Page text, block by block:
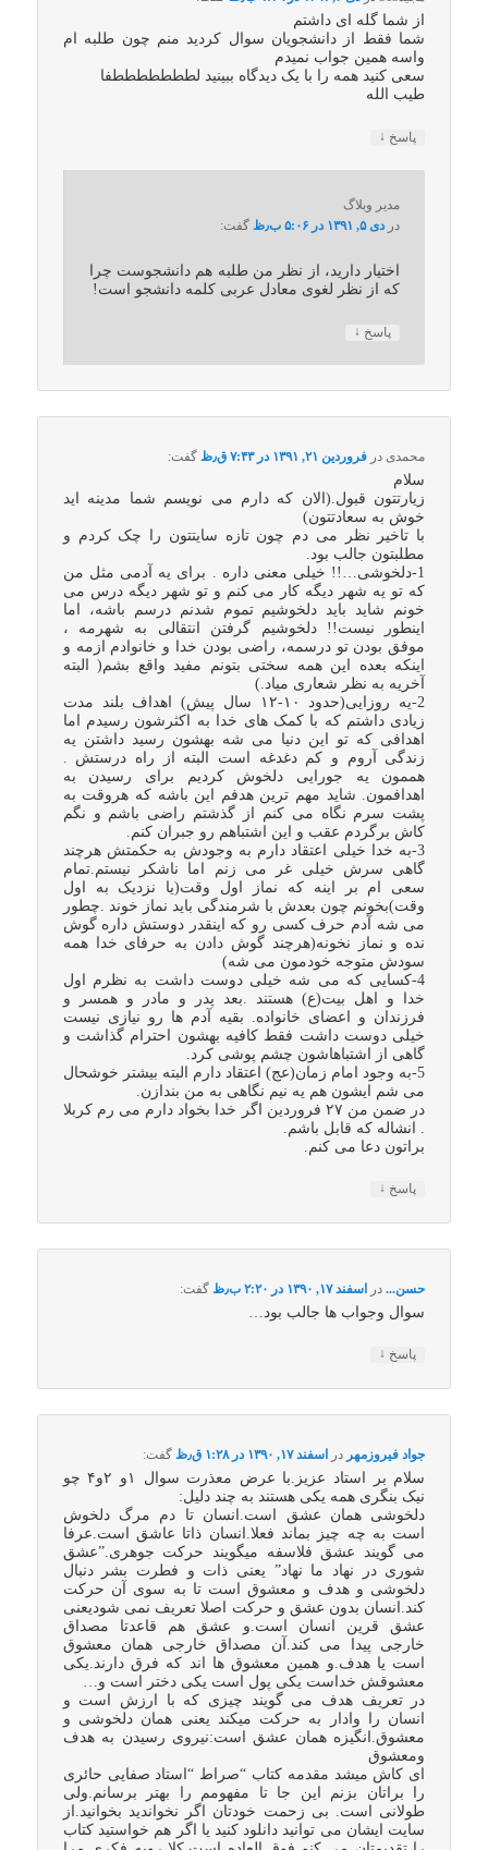
از شما گله ای داشتم
شما فقط از دانشجویان سوال کردید منم چون طلبه ام
واسه همین جواب نمیدم
سعی کنید همه را با یک دیدگاه ببینید لطططططططفا
طیب الله
پاسخ ↓
مدیر وبلاگ
در دی ۵, ۱۳۹۱ در ۵:۰۶ ب٫ظ گفت:
اختیار دارید، از نظر من طلبه هم دانشجوست چرا
که از نظر لغوی معادل عربی کلمه دانشجو است!
پاسخ ↓
محمدی در فروردین ۲۱, ۱۳۹۱ در ۷:۴۳ ق٫ظ گفت:
سلام
زیارتتون قبول.(الان که دارم می نویسم شما مدینه اید
خوش به سعادتتون)
با تاخیر نظر می دم چون تازه سایتتون را چک کردم و
مطلبتون جالب بود.
1-دلخوشی…!! خیلی معنی داره . برای یه آدمی مثل من
که تو یه شهر دیگه کار می کنم و تو شهر دیگه درس می
خونم شاید باید دلخوشیم تموم شدنم درسم باشه، اما
اینطور نیست!! دلخوشیم گرفتن انتقالی به شهرمه ،
موفق بودن تو درسمه، راضی بودن خدا و خانوادم ازمه و
اینکه بعده این همه سختی بتونم مفید واقع بشم( البته
آخریه به نظر شعاری میاد.)
2-یه روزایی(حدود ۱۰-۱۲ سال پیش) اهداف بلند مدت
زیادی داشتم که با کمک های خدا به اکثرشون رسیدم اما
اهدافی که تو این دنیا می شه بهشون رسید داشتن یه
زندگی آروم و کم دغدغه است البته از راه درستش .
هممون یه جورایی دلخوش کردیم برای رسیدن به
اهدافمون. شاید مهم ترین هدفم این باشه که هروقت به
پشت سرم نگاه می کنم از گذشتم راضی باشم و نگم
کاش برگردم عقب و این اشتباهم رو جبران کنم.
3-به خدا خیلی اعتقاد دارم به وجودش به حکمتش هرچند
گاهی سرش خیلی غر می زنم اما ناشکر نیستم.تمام
سعی ام بر اینه که نماز اول وقت(یا نزدیک به اول
وقت)بخونم چون بعدش با شرمندگی باید نماز خوند .چطور
می شه آدم حرف کسی رو که اینقدر دوستش داره گوش
نده و نماز نخونه(هرچند گوش دادن به حرفای خدا همه
سودش متوجه خودمون می شه)
4-کسایی که می شه خیلی دوست داشت به نظرم اول
خدا و اهل بیت(ع) هستند .بعد پدر و مادر و همسر و
فرزندان و اعضای خانواده. بقیه آدم ها رو نیازی نیست
خیلی دوست داشت فقط کافیه بهشون احترام گذاشت و
گاهی از اشتباهاشون چشم پوشی کرد.
5-به وجود امام زمان(عج) اعتقاد دارم البته بیشتر خوشحال
می شم ایشون هم یه نیم نگاهی به من بندازن.
در ضمن من ۲۷ فروردین اگر خدا بخواد دارم می رم کربلا
. انشاله که قابل باشم.
براتون دعا می کنم.
پاسخ ↓
حسن...در اسفند ۱۷, ۱۳۹۰ در ۲:۲۰ ب٫ظ گفت:
سوال وجواب ها جالب بود…
پاسخ ↓
جواد فیروزمهر در اسفند ۱۷, ۱۳۹۰ در ۱:۲۸ ق٫ظ گفت:
سلام بر استاد عزیز.با عرض معذرت سوال ۱و ۲و۴ چو
نیک بنگری همه یکی هستند به چند دلیل:
دلخوشی همان عشق است.انسان تا دم مرگ دلخوش
است به چه چیز بماند فعلا.انسان ذاتا عاشق است.عرفا
می گویند عشق فلاسفه میگویند حرکت جوهری.”عشق
شوری در نهاد ما نهاد” یعنی ذات و فطرت بشر دنبال
دلخوشی و هدف و معشوق است تا به سوی آن حرکت
کند.انسان بدون عشق و حرکت اصلا تعریف نمی شودیعنی
عشق قرین انسان است.و عشق هم قاعدتا مصداق
خارجی پیدا می کند.آن مصداق خارجی همان معشوق
است یا هدف.و همین معشوق ها اند که فرق دارند.یکی
معشوقش خداست یکی پول است یکی دختر است و…
در تعریف هدف می گویند چیزی که با ارزش است و
انسان را وادار به حرکت میکند یعنی همان دلخوشی و
معشوق.انگیزه همان عشق است:نیروی رسیدن به هدف
ومعشوق
ای کاش میشد مقدمه کتاب “صراط “استاد صفایی حائری
را براتان بزنم این جا تا مفهومم را بهتر برسانم.ولی
طولانی است. بی زحمت خودتان اگر نخواندید بخوانید.از
سایت ایشان می توانید دانلود کنید یا اگر هم خواستید کتاب